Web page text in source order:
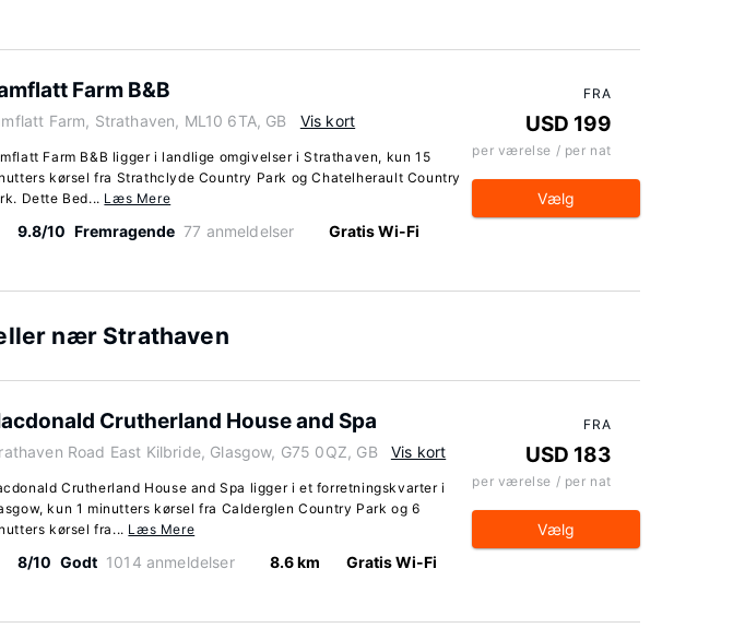
Farm B&B
Farm, Strathaven, ML10 6TA, GB Vis kort
Farm B&B ligger i landlige omgivelser i Strathaven, kun 15
kørsel fra Strathclyde Country Park og Chatelherault Country
Dette Bed... Læs Mere
9.8/10 Fremragende 77 anmeldelser Gratis Wi-Fi
FRA
USD 199
per værelse / per nat
Vælg
nær Strathaven
Crutherland House and Spa
Road East Kilbride, Glasgow, G75 0QZ, GB Vis kort
Crutherland House and Spa ligger i et forretningskvarter i
kun 1 minutters kørsel fra Calderglen Country Park og 6
kørsel fra... Læs Mere
8/10 Godt 1014 anmeldelser 8.6 km Gratis Wi-Fi
FRA
USD 183
per værelse / per nat
Vælg